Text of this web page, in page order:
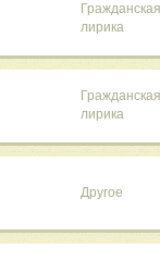
Гражданская
лирика
Гражданская
лирика
Другое